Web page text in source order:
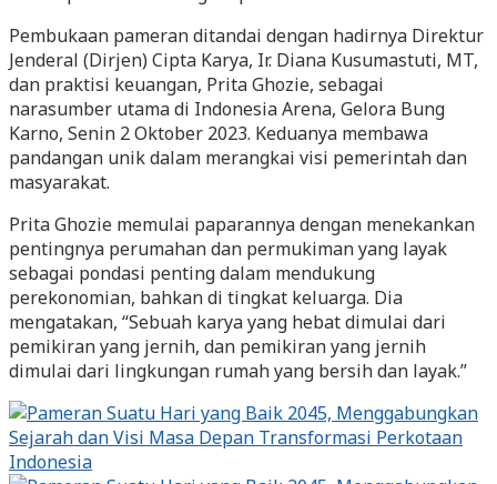
Pembukaan pameran ditandai dengan hadirnya Direktur
Jenderal (Dirjen) Cipta Karya, Ir. Diana Kusumastuti, MT,
dan praktisi keuangan, Prita Ghozie, sebagai
narasumber utama di Indonesia Arena, Gelora Bung
Karno, Senin 2 Oktober 2023. Keduanya membawa
pandangan unik dalam merangkai visi pemerintah dan
masyarakat.
Prita Ghozie memulai paparannya dengan menekankan
pentingnya perumahan dan permukiman yang layak
sebagai pondasi penting dalam mendukung
perekonomian, bahkan di tingkat keluarga. Dia
mengatakan, “Sebuah karya yang hebat dimulai dari
pemikiran yang jernih, dan pemikiran yang jernih
dimulai dari lingkungan rumah yang bersih dan layak.”